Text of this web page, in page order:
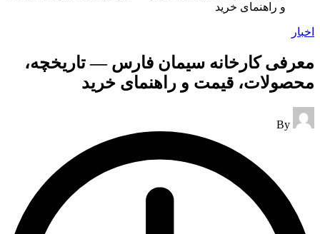
و راهنمای خرید
Posted
اخبار
معرفی کارخانه سیمان فارس — تاریخچه،
محصولات، قیمت و راهنمای خرید
Posted
by
By